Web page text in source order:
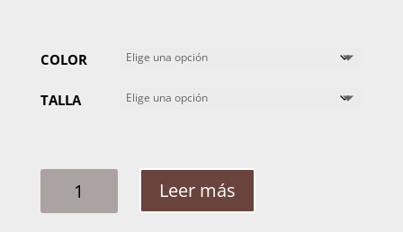
COLOR
TALLA
HOMBRE
Leer más